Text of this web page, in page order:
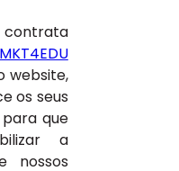
MKT4EDU
website,
os seus
que
a
nossos